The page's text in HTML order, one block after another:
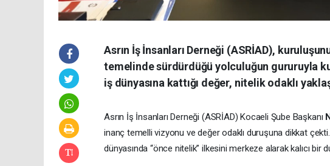
Asrın İş İnsanları Derneği (ASRİAD),
temelinde sürdürdüğü yolculuğun gururuyla
iş dünyasına kattığı değer, nitelik odaklı
Asrın İş İnsanları Derneği (ASRİAD) Kocaeli Şube Başkanı
inanç temelli vizyonu ve değer odaklı duruşuna dikkat
dünyasında “önce nitelik” ilkesini merkeze alarak kalıcı bir